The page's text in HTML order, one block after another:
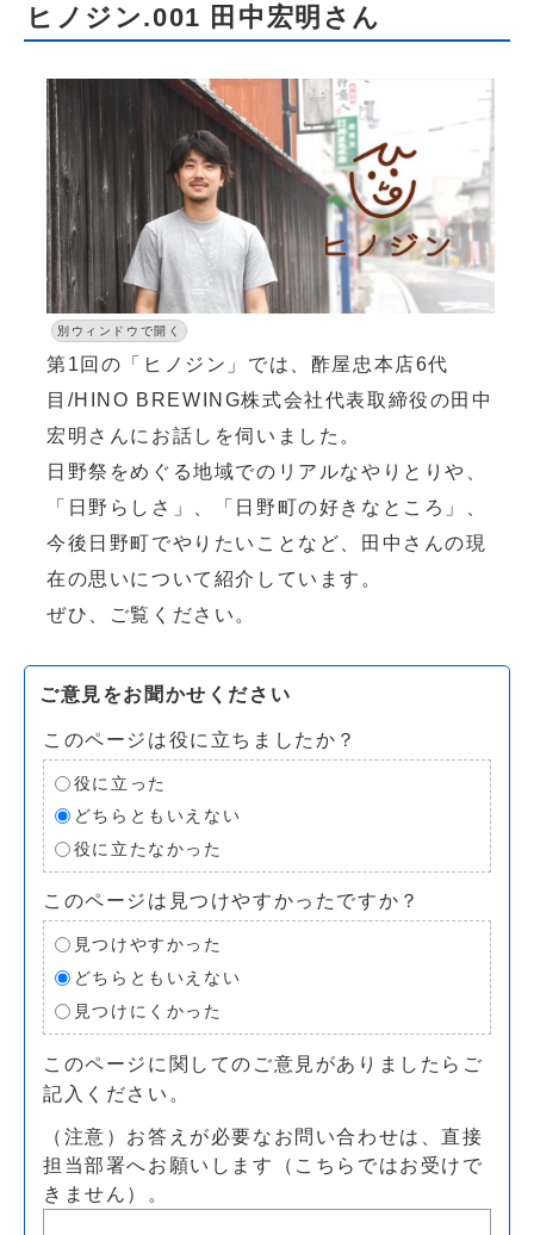
ヒノジン.001 田中宏明さん
別ウィンドウで開く
第1回の「ヒノジン」では、酢屋忠本店6代
目/HINO BREWING株式会社代表取締役の田中
宏明さんにお話しを伺いました。
日野祭をめぐる地域でのリアルなやりとりや、
「日野らしさ」、「日野町の好きなところ」、
今後日野町でやりたいことなど、田中さんの現
在の思いについて紹介しています。
ぜひ、ご覧ください。
ご意見をお聞かせください
このページは役に立ちましたか？
役に立った
どちらともいえない
役に立たなかった
このページは見つけやすかったですか？
見つけやすかった
どちらともいえない
見つけにくかった
このページに関してのご意見がありましたらご
記入ください。
（注意）お答えが必要なお問い合わせは、直接
担当部署へお願いします（こちらではお受けで
きません）。